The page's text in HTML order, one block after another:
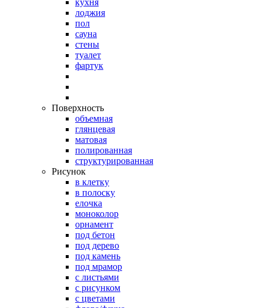
кухня
лоджия
пол
сауна
стены
туалет
фартук
Поверхность
объемная
глянцевая
матовая
полированная
структурированная
Рисунок
в клетку
в полоску
елочка
моноколор
орнамент
под бетон
под дерево
под камень
под мрамор
с листьями
с рисунком
с цветами